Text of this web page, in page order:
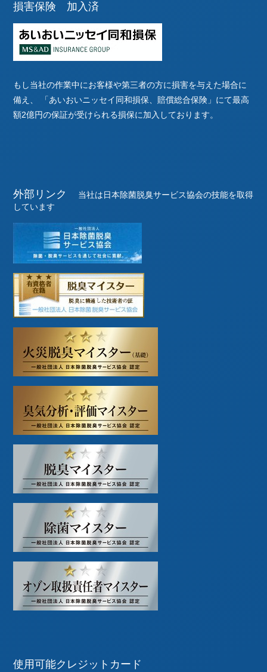
損害保険 加入済
もし当社の作業中にお客様や第三者の方に損害を与えた場合に
備え、
「あいおいニッセイ同和損保、賠償総合保険」にて最高
額2億円の保証が受けられる損保に加入しております。
外部リンク
当社は日本除菌脱臭サービス協会の技能を取得
しています
使用可能クレジットカード